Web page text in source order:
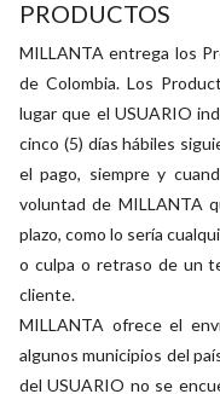
PRODUCTOS
MILLANTA entrega los
de Colombia. Los
lugar que el USUARIO
cinco (5) días hábiles
el pago, siempre y
voluntad de MILLANTA
plazo, como lo sería
o culpa o retraso de un
cliente.
MILLANTA ofrece el
algunos municipios del
del USUARIO no se